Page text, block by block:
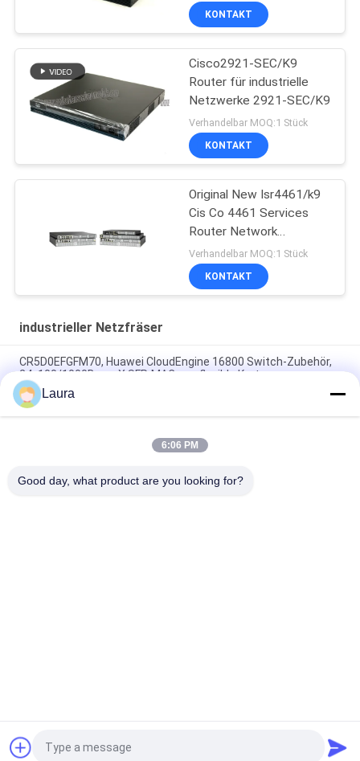
KONTAKT
Cisco2921-SEC/K9
Router für industrielle
Netzwerke 2921-SEC/K9
Verhandelbar MOQ:1 Stück
KONTAKT
Original New Isr4461/k9
Cis Co 4461 Services
Router Network
PouterISR4461/K9
Verhandelbar MOQ:1 Stück
KONTAKT
industrieller Netzfräser
CR5D0EFGFM70, Huawei CloudEngine 16800 Switch-Zubehör,
24x100/1000Base-X SFP, MACsec, flexible Karte
CR5D0SRUAI70, Huawei NetEngine 8000 Hauptsteuerplatine,
32G Speicher/SRUA-1 TA-F/Hauptbehandlungsplatine A18A
CR5DSFUIT07F, Huawei CR5DSFUIT-Serie Switch, 1 Tbit/s
Fordern Sie ein Angebot
Laura
6:06 PM
Good day, what product are you looking for?